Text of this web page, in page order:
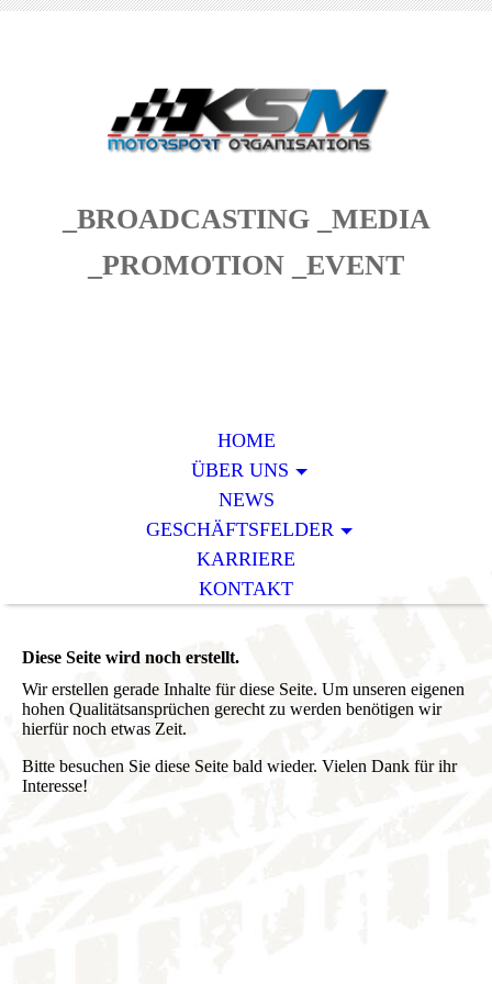
_BROADCASTING _MEDIA
_PROMOTION _EVENT
HOME
ÜBER UNS
NEWS
GESCHÄFTSFELDER
KARRIERE
KONTAKT
Diese Seite wird noch erstellt.
Wir erstellen gerade Inhalte für diese Seite. Um unseren eigenen
hohen Qualitätsansprüchen gerecht zu werden benötigen wir
hierfür noch etwas Zeit.
Bitte besuchen Sie diese Seite bald wieder. Vielen Dank für ihr
Interesse!